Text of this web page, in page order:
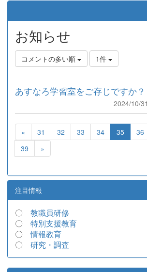
お知らせ
コメントの多い順 1件
あすなろ学習室をご存じですか？
2024/10/31
« 31 32 33 34 35 36
39
»
注目情報
〇 教職員研修
〇 特別支援教育
〇情報教育
〇 研究・調査